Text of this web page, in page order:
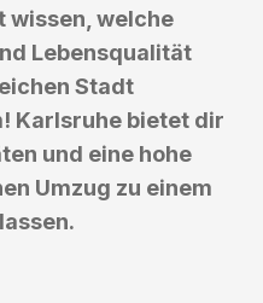
wissen, welche
Lebensqualität
Stadt
Karlsruhe bietet dir
und eine hohe
Umzug zu einem